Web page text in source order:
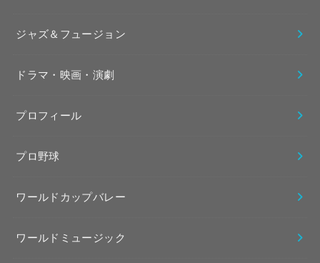
ジャズ＆フュージョン
ドラマ・映画・演劇
プロフィール
プロ野球
ワールドカップバレー
ワールドミュージック